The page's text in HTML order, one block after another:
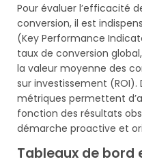
Pour évaluer l’efficacité
conversion, il est
(Key Performance
taux de conversion
la valeur moyenne des
sur investissement (ROI).
métriques permettent
fonction des résultats
démarche proactive et
Tableaux de bord